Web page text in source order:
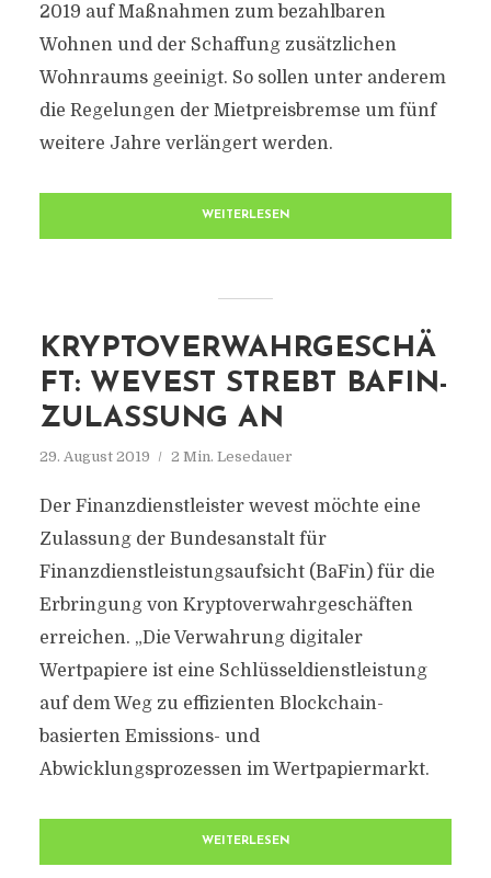
2019 auf Maßnahmen zum bezahlbaren
Wohnen und der Schaffung zusätzlichen
Wohnraums geeinigt. So sollen unter anderem
die Regelungen der Mietpreisbremse um fünf
weitere Jahre verlängert werden.
WEITERLESEN
KRYPTOVERWAHRGESCHÄ
FT: WEVEST STREBT BAFIN-
ZULASSUNG AN
29. August 2019 2 Min. Lesedauer
Der Finanzdienstleister wevest möchte eine
Zulassung der Bundesanstalt für
Finanzdienstleistungsaufsicht (BaFin) für die
Erbringung von Kryptoverwahrgeschäften
erreichen. „Die Verwahrung digitaler
Wertpapiere ist eine Schlüsseldienstleistung
auf dem Weg zu effizienten Blockchain-
basierten Emissions- und
Abwicklungsprozessen im Wertpapiermarkt.
WEITERLESEN